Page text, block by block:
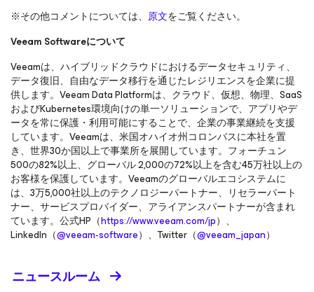
※その他コメントについては、 原文をご覧ください。
Veeam Softwareについて
Veeamは、ハイブリッドクラウドにおけるデータセキュリティ、
データ復旧、自由なデータ移行を通じたレジリエンスを企業に提
供します。Veeam Data Platformは、クラウド、仮想、物理、SaaS
およびKubernetes環境向けの単一ソリューションで、アプリやデ
ータを常に保護・利用可能にすることで、企業の事業継続を支援
しています。Veeamは、米国オハイオ州コロンバスに本社を置
き、世界30か国以上で事業所を展開しています。フォーチュン
500の82%以上、グローバル 2,000の72%以上を含む45万社以上の
お客様を保護しています。Veeamのグローバルエコシステムに
は、3万5,000社以上のテクノロジーパートナー、リセラーパート
ナー、サービスプロバイダー、アライアンスパートナーが含まれ
ています。公式HP（https://www.veeam.com/jp）、
LinkedIn（@veeam-software）、Twitter（@veeam_japan）
ニュースルーム